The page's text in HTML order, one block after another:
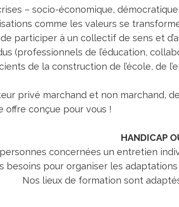
– socio-économique,
comme les valeurs se
participer à un collectif de sens et
(professionnels de l’éducation,
de la construction de l’école, de
privé marchand et non marchand,
offre conçue pour vous !
HANDICAP
concernées un entretien
besoins pour organiser les
Nos lieux de formation sont